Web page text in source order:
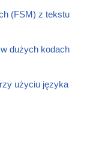
(FSM) z tekstu
dużych kodach
użyciu języka